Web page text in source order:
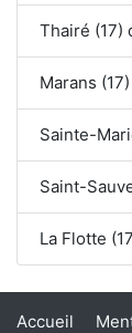
Thairé (17)
Marans
Sainte-
Saint-
La Flotte
Accueil